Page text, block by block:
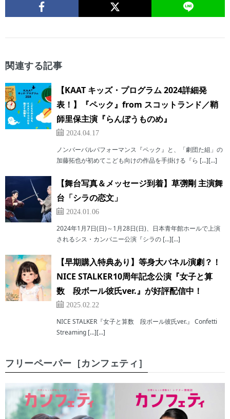
関連する記事
【KAAT キッズ・プログラム 2024詳細発
表！】『ペック』from スコットランド／鞘
師里保主演『らんぼうものめ』
2024.04.17
ノンバーバルパフォーマンス『ペック』と、「劇団た組」の
加藤拓也が初めてこども向けの作品を手掛ける『ら […][…]
【舞台写真＆メッセージ到着】草彅剛 主演舞
台「シラの恋文」
2024.01.06
2024年1月7日(日)～1月28日(日)、日本青年館ホールで上演
されるシス・カンパニー公演『シラの […][…]
【早期購入特典あり】等身大パネル演劇？！
NICE STALKER10周年記念公演『女子と算
数 段ボール彼氏ver.』が好評配信中！
2025.02.22
NICE STALKER『女子と算数 段ボール彼氏ver.』 Confetti
Streaming […][…]
フリーペーパー［カンフェティ］